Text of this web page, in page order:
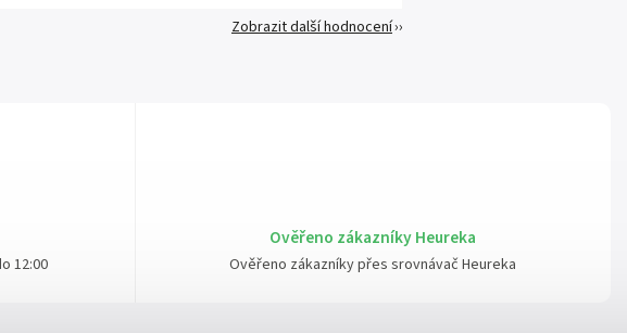
12:00
Ověřeno zákazníky Heureka
Ověřeno zákazníky přes srovnávač Heureka
Zobrazit další hodnocení